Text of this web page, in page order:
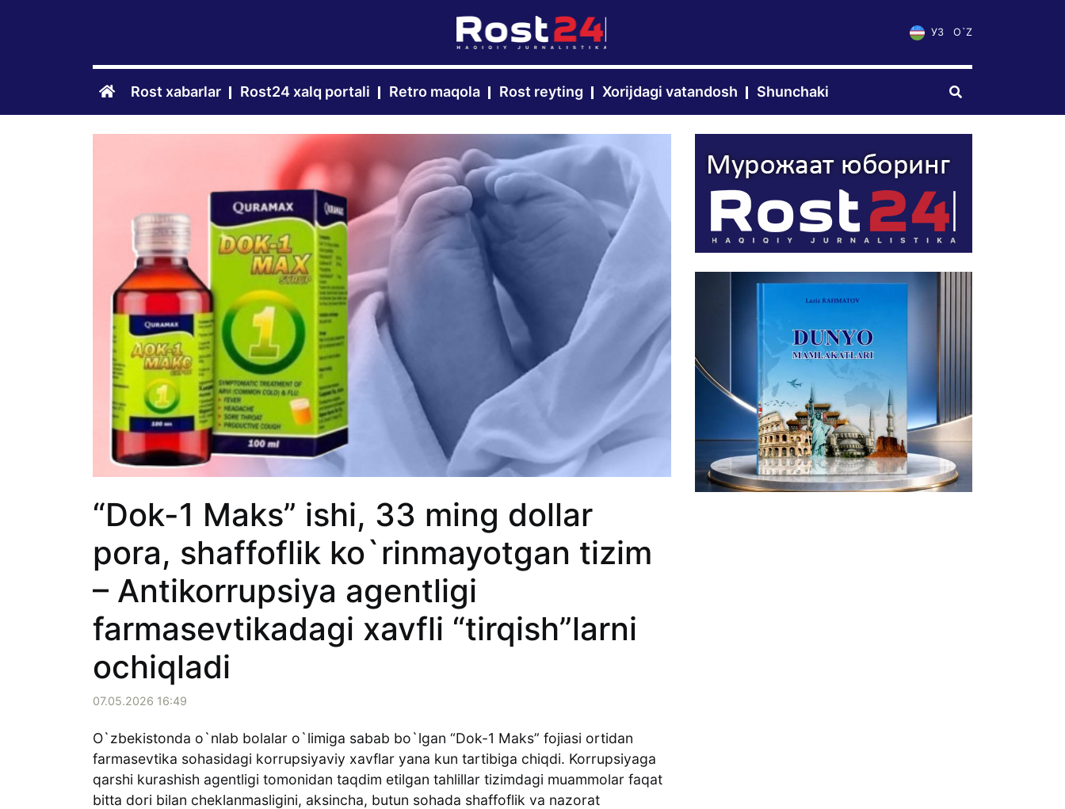
УЗ O`Z
Rost xabarlar Rost24 xalq portali Retro maqola Rost reyting Xorijdagi vatandosh Shunchaki
“Dok-1 Maks” ishi, 33 ming dollar
pora, shaffoflik ko`rinmayotgan tizim
– Antikorrupsiya agentligi
farmasevtikadagi xavfli “tirqish”larni
ochiqladi
07.05.2026 16:49
O`zbekistonda o`nlab bolalar o`limiga sabab bo`lgan “Dok-1 Maks” fojiasi ortidan
farmasevtika sohasidagi korrupsiyaviy xavflar yana kun tartibiga chiqdi. Korrupsiyaga
qarshi kurashish agentligi tomonidan taqdim etilgan tahlillar tizimdagi muammolar faqat
bitta dori bilan cheklanmasligini, aksincha, butun sohada shaffoflik va nazorat